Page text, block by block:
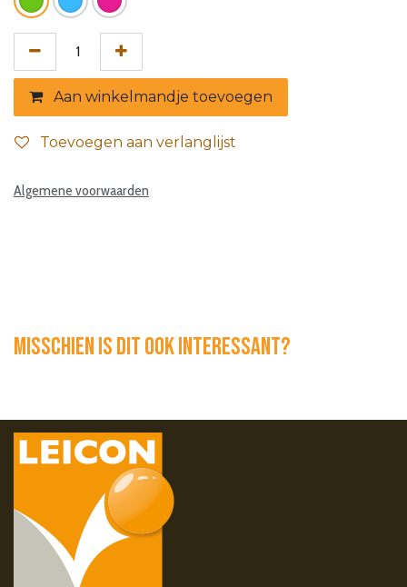
Aan winkelmandje toevoegen
Toevoegen aan verlanglijst
Algemene voorwaarden
Misschien is dit ook interessant?